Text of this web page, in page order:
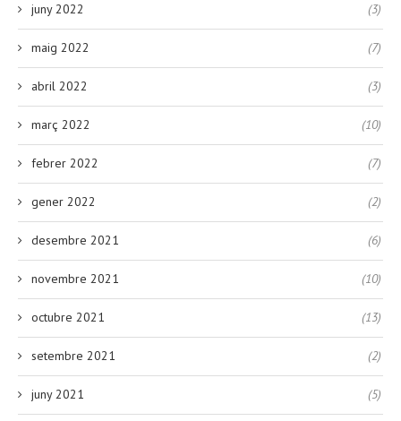
juny 2022 (3)
maig 2022 (7)
abril 2022 (3)
març 2022 (10)
febrer 2022 (7)
gener 2022 (2)
desembre 2021 (6)
novembre 2021 (10)
octubre 2021 (13)
setembre 2021 (2)
juny 2021 (5)